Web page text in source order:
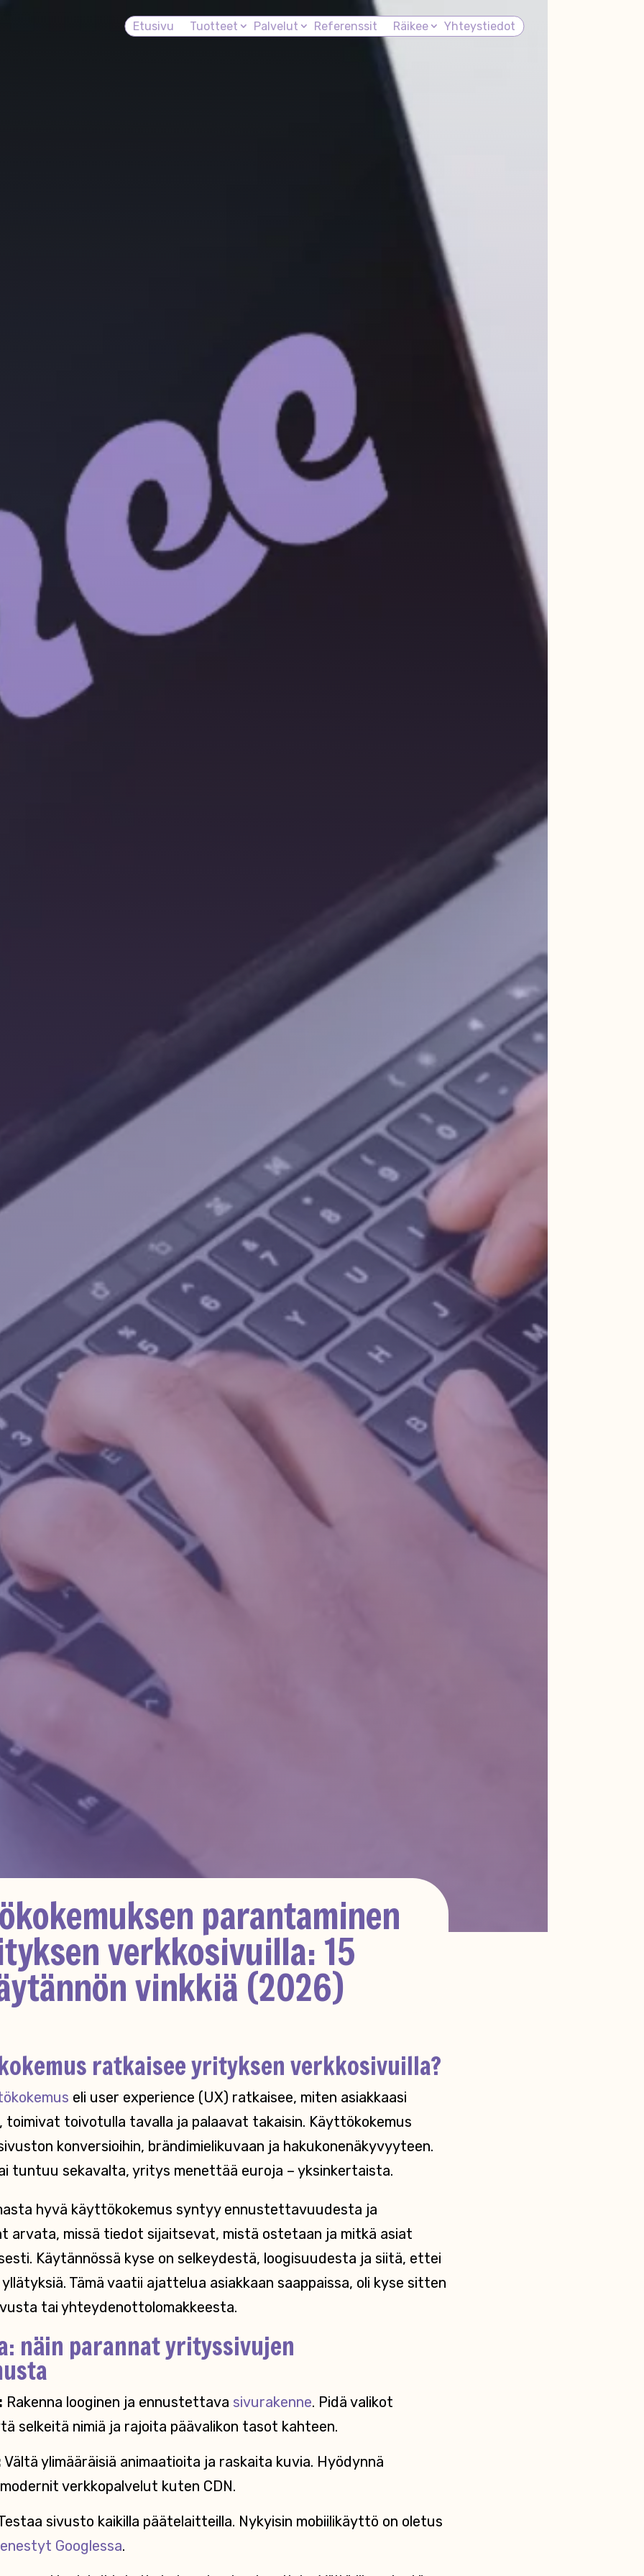
Etusivu Tuotteet Palvelut Referenssit Räikee Yhteystiedot
parantaminen
verkkosivuilla: 15
vinkkiä (2026)
ratkaisee yrityksen verkkosivuilla?
eli user experience (UX) ratkaisee, miten asiakkaasi
toivotulla tavalla ja palaavat takaisin. Käyttökokemus
konversioihin, brändimielikuvaan ja hakukonenäkyvyyteen.
tuntuu sekavalta, yritys menettää euroja – yksinkertaista.
hyvä käyttökokemus syntyy ennustettavuudesta ja
arvata, missä tiedot sijaitsevat, mistä ostetaan ja mitkä asiat
Käytännössä kyse on selkeydestä, loogisuudesta ja siitä, ettei
Tämä vaatii ajattelua asiakkaan saappaissa, oli kyse sitten
tai yhteydenottolomakkeesta.
näin parannat yrityssivujen
Rakenna looginen ja ennustettava sivurakenne. Pidä valikot
selkeitä nimiä ja rajoita päävalikon tasot kahteen.
Vältä ylimääräisiä animaatioita ja raskaita kuvia. Hyödynnä
verkkopalvelut kuten CDN.
sivusto kaikilla päätelaitteilla. Nykyisin mobiilikäyttö on oletus
Googlessa.